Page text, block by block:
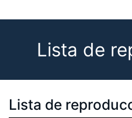
Lista de
Lista de